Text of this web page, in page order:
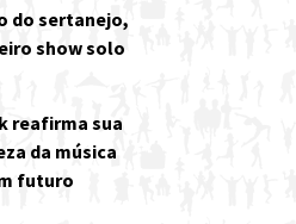
do sertanejo,
show solo
reafirma sua
da música
futuro